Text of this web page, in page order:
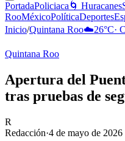
PortadaPoliciaca 🌀 Huracanes
RooMéxicoPolíticaDeportes
Inicio/Quintana Roo☁️26°C·
Quintana Roo
Apertura del
tras pruebas de
R
Redacción·4 de mayo de 2026